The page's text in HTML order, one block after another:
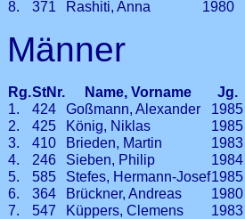
8.
371 Rashiti, Anna 1980
Männer
Rg.StNr. Name, Vorname Jg.
1.
424 Goßmann, Alexander 1985
2.
425 König, Niklas 1985
3.
410 Brieden, Martin 1983
4.
246 Sieben, Philip 1984
5.
585 Stefes, Hermann-Josef1985
6.
364 Brückner, Andreas 1980
7.
547 Küppers, Clemens 1983